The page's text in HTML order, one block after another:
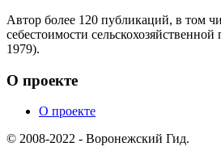
Автор более 120 публикаций, в том
себестоимости
1979).
О проекте
О проекте
© 2008-2022 - Воронежский Гид.